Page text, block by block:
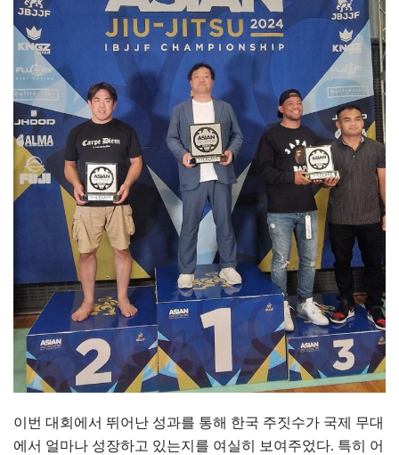
이번 대회에서 뛰어난 성과를 통해 한국 주짓수가 국제 무대
에서 얼마나 성장하고 있는지를 여실히 보여주었다. 특히 어